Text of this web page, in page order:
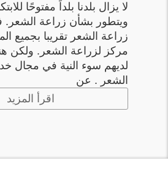
لا يزال بلدنا بلداً مفتوحًا
ويتطور بشأن زراعة الشعر.
زراعة الشعر تقريبا بجميع
مركز لزراعة الشعر. ولكن
لديهم سوء النية في مجال
الشعر . عن
اقرأ المزيد